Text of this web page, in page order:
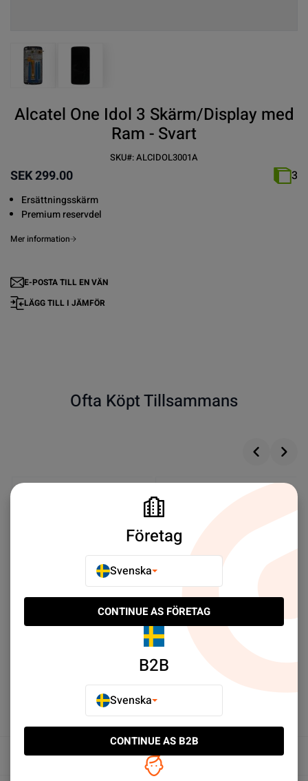
View larger imageView larger image
Alcatel One Idol 3 Skärm/Display med
Ram - Svart
SKU#:ALCIDOL3001A
SEK 299.00 3
Ersättningsskärm
Premium reservdel
Mer information
E-POSTA TILL EN VÄN
LÄGG TILL I JÄMFÖR
Ofta Köpt Tillsammans
iPhone X/XS Läderfodral -
Blå
Köp nu
iPhone X och iPhone XS
Läderfodral - Grå
Översikt
Företag
Svenska
CONTINUE AS FÖRETAG
B2B
Svenska
CONTINUE AS B2B